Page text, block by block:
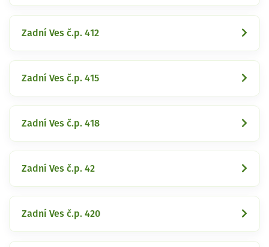
Zadní Ves č.p. 412
Zadní Ves č.p. 415
Zadní Ves č.p. 418
Zadní Ves č.p. 42
Zadní Ves č.p. 420